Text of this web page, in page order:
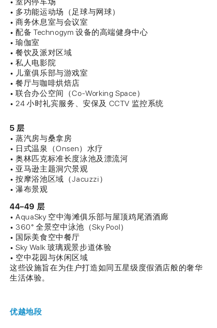
• 多功能运动场（足球与网球）
• 商务休息室与会议室
• 配备 Technogym 设备的高端健身中心
• 瑜伽室
• 餐饮及派对区域
• 私人电影院
• 儿童俱乐部与游戏室
• 餐厅与咖啡烘焙店
• 联合办公空间（Co-Working Space）
• 24 小时礼宾服务、安保及 CCTV 监控系统
5 层
• 蒸汽房与桑拿房
• 日式温泉（Onsen）水疗
• 奥林匹克标准长度泳池及漂流河
• 亚马逊主题洞穴景观
• 按摩浴池区域（Jacuzzi）
• 瀑布景观
44–49 层
• AquaSky 空中海滩俱乐部与屋顶鸡尾酒酒廊
• 360° 全景空中泳池（Sky Pool）
• 国际美食空中餐厅
• Sky Walk 玻璃观景步道体验
• 空中花园与休闲区域
这些设施旨在为住户打造如同五星级度假酒店般的奢华
生活体验。
优越地段